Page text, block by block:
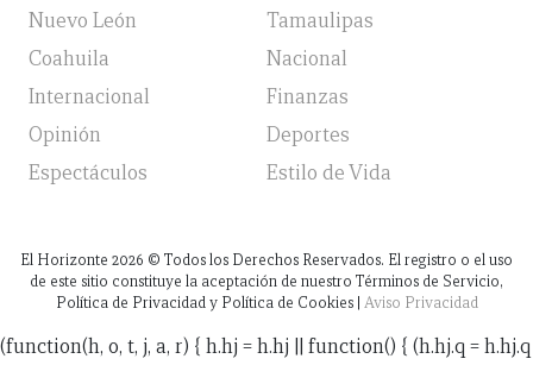
Nuevo León
Tamaulipas
Coahuila
Nacional
Internacional
Finanzas
Opinión
Deportes
Espectáculos
Estilo de Vida
El Horizonte 2026 © Todos los Derechos Reservados. El registro o el uso
de este sitio constituye la aceptación de nuestro Términos de Servicio,
Política de Privacidad y Política de Cookies | Aviso Privacidad
(function(h, o, t, j, a, r) { h.hj = h.hj || function() { (h.hj.q = h.hj.q